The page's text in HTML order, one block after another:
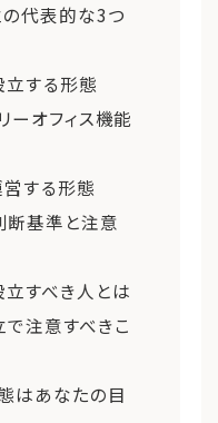
の代表的な3つ
する形態
ーオフィス機能
する形態
基準と注意
すべき人とは
注意すべきこ
はあなたの目